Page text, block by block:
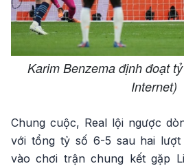
Karim Benzema định đoạt
Internet)
Chung cuộc, Real lội ngược
với tổng tỷ số 6-5 sau hai
vào chơi trận chung kết gặp